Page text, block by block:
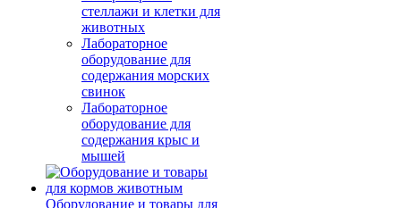
стеллажи и клетки для
животных
Лабораторное
оборудование для
содержания морских
свинок
Лабораторное
оборудование для
содержания крыс и
мышей
Оборудование и товары для